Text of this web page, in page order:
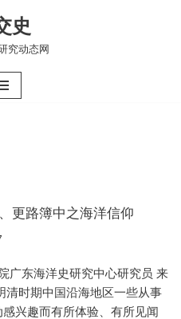
史
究动态网
更路簿中之海洋信仰
广东海洋史研究中心研究员 来
清时期中国沿海地区一些从事
兴趣而有所体验、有所见闻